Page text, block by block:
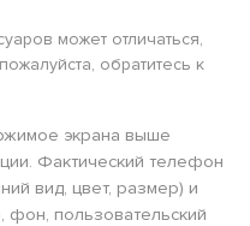
может отличаться,
обратитесь к
экрана выше
Фактический телефон
вид, цвет, размер) и
фон, пользовательский